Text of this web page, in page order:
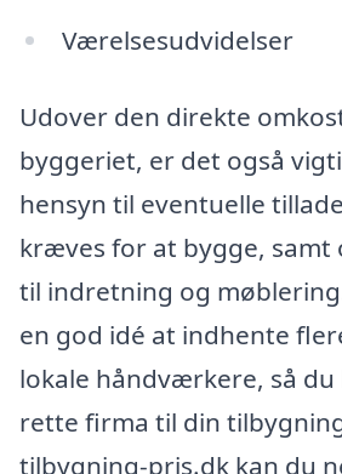
Værelsesudvidelser
Udover den direkte
byggeriet, er det også
hensyn til eventuelle
kræves for at bygge, samt
til indretning og
en god idé at indhente
lokale håndværkere, så
rette firma til din
tilbygning-pris.dk kan du